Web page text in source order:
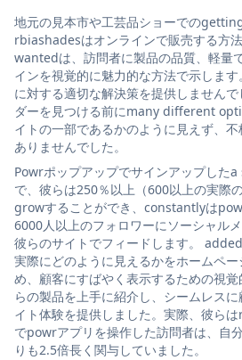
地元の見本市や工芸品ショーでの
rbiashadesはオンラインで販売する方法
wantedは、訪問者に製品の品質、軽量
インを視覚的に魅力的な方法で示しま
に対する適切な解決策を提供しません
ダーを見つける前にmany different
イトの一部であるかのように見えず、
ありませんでした。
Powrポップアップでサインアップし
で、彼らは250％以上（600以上の実際
growすることができ、constantlyは
6000人以上のフォロワーにソーシャル
彼らのサイトでフィードします。
実際にどのように見えるかをホームペ
め、顧客にすばやく表示するための視
らの製品を上手に紹介し、シームレス
イト体験を提供しました。実際、彼ら
でpowrアプリを操作した訪問者は、自
りも2.5倍長く関与していました。